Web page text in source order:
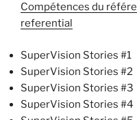
Compétences du
referential
SuperVision Stories #1
SuperVision Stories #2
SuperVision Stories #3
SuperVision Stories #4